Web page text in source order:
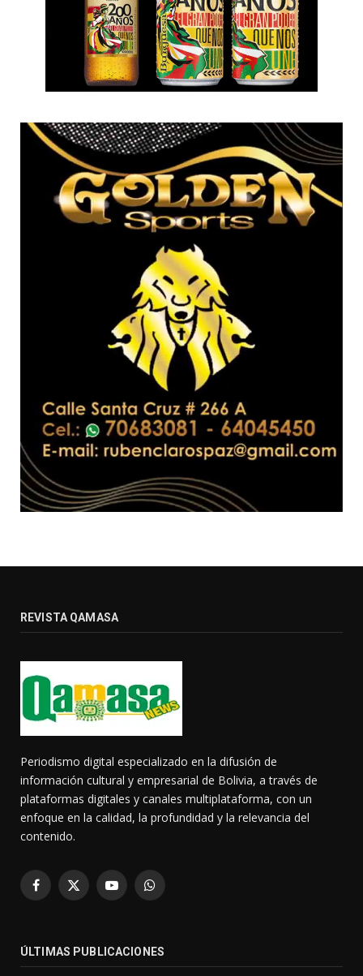
REVISTA QAMASA
Periodismo digital especializado en la difusión de
información cultural y empresarial de Bolivia, a través de
plataformas digitales y canales multiplataforma, con un
enfoque en la calidad, la profundidad y la relevancia del
contenido.
Facebook
X
YouTubeWhatsApp
ÚLTIMAS PUBLICACIONES